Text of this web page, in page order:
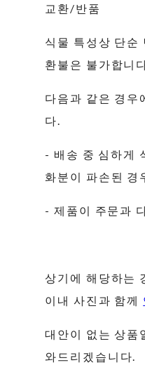
교환/반품
식물 특성상 단순
환불은 불가합니
다음과 같은 경우
다.
- 배송 중 심하게
화분이 파손된 경
- 제품이 주문과
상기에 해당하는
이내 사진과 함께
대안이 없는 상품
와드리겠습니다.